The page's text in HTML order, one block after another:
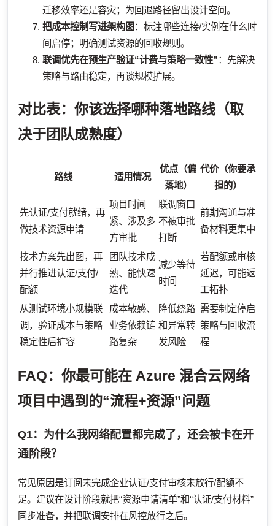
迁移效率还是容灾；为回退路径留出设计空间。
把成本控制写进架构图 ：标注哪些连接/实例在什么时
间启停；明确测试资源的回收规则。
联调优先在预生产验证“计费与策略一致性”：先解决
策略与路由稳定，再谈规模扩展。
对比表：你该选择哪种落地路线（取
决于团队成熟度）
路线 适用情况
优点（偏
落地）
代价（你要承
担的）
先认证/支付就绪，再
做技术资源申请
项目时间
紧、涉及多
方审批
联调窗口
不被审批
打断
前期沟通与准
备材料更集中
技术方案先出图，再
并行推进认证/支付/
配额
团队技术成
熟、能快速
迭代
减少等待
时间
若配额或审核
延迟，可能返
工拓扑
从测试环境小规模联
调，验证成本与策略
稳定性后扩容
成本敏感、
业务依赖链
路复杂
降低绕路
和异常转
发风险
需要制定停启
策略与回收流
程
FAQ：你最可能在 Azure 混合云网络
项目中遇到的“流程+资源”问题
Q1：为什么我网络配置都完成了，还会被卡在开
通阶段？
常见原因是订阅未完成企业认证/支付审核未放行/配额不
足。建议在设计阶段就把“资源申请清单”和“认证/支付材料”
同步准备，并把联调安排在风控放行之后。